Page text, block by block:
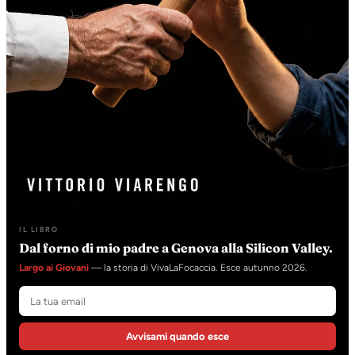
IL LIBRO
Dal forno di mio padre a Genova alla Silicon Valley.
Largo ai Giovani — la storia di VivaLaFocaccia. Esce autunno 2026.
Avvisami quando esce